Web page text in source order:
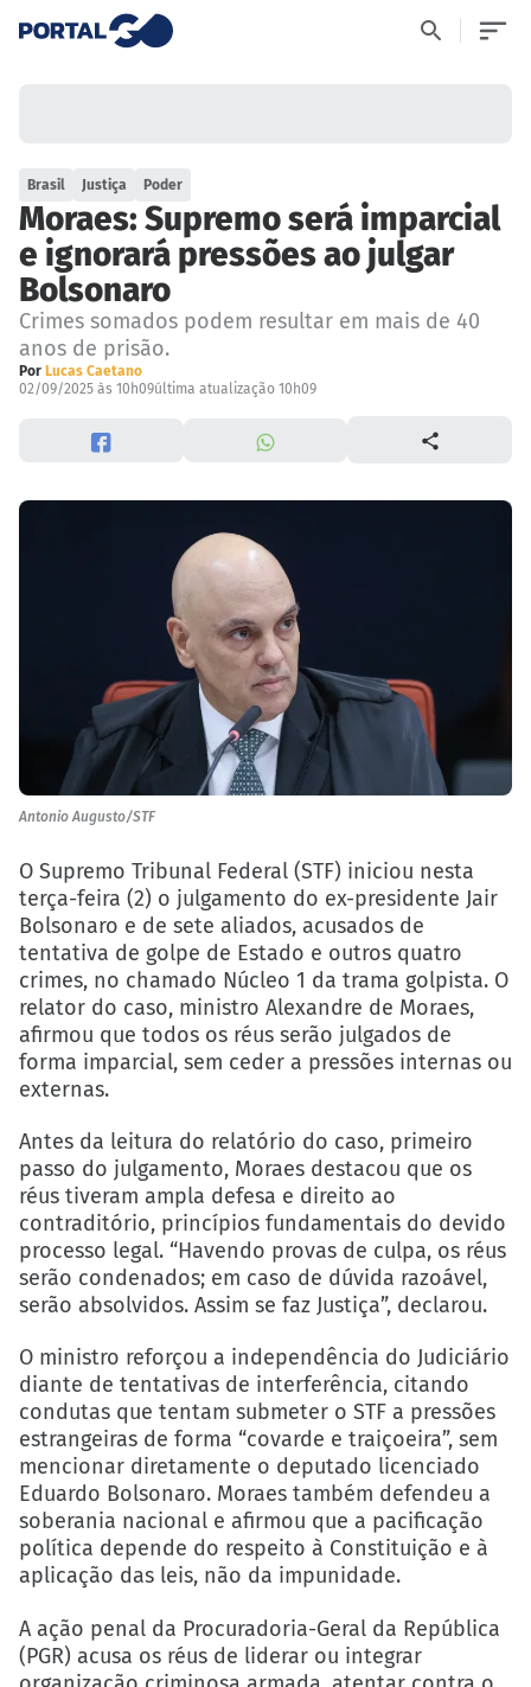
Brasil Justiça Poder
Moraes: Supremo será imparcial
e ignorará pressões ao julgar
Bolsonaro
Crimes somados podem resultar em mais de 40
anos de prisão.
Por Lucas Caetano
02/09/2025 às 10h09última atualização 10h09
Antonio Augusto/STF
O Supremo Tribunal Federal (STF) iniciou nesta
terça-feira (2) o julgamento do ex-presidente Jair
Bolsonaro e de sete aliados, acusados de
tentativa de golpe de Estado e outros quatro
crimes, no chamado Núcleo 1 da trama golpista. O
relator do caso, ministro Alexandre de Moraes,
afirmou que todos os réus serão julgados de
forma imparcial, sem ceder a pressões internas ou
externas.
Antes da leitura do relatório do caso, primeiro
passo do julgamento, Moraes destacou que os
réus tiveram ampla defesa e direito ao
contraditório, princípios fundamentais do devido
processo legal. “Havendo provas de culpa, os réus
serão condenados; em caso de dúvida razoável,
serão absolvidos. Assim se faz Justiça”, declarou.
O ministro reforçou a independência do Judiciário
diante de tentativas de interferência, citando
condutas que tentam submeter o STF a pressões
estrangeiras de forma “covarde e traiçoeira”, sem
mencionar diretamente o deputado licenciado
Eduardo Bolsonaro. Moraes também defendeu a
soberania nacional e afirmou que a pacificação
política depende do respeito à Constituição e à
aplicação das leis, não da impunidade.
A ação penal da Procuradoria-Geral da República
(PGR) acusa os réus de liderar ou integrar